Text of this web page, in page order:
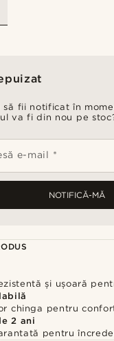
să fii notificat în
va fi din nou pe
e-mail *
NOTIFICĂ-MĂ
și ușoară
chinga pentru
2 ani
pentru